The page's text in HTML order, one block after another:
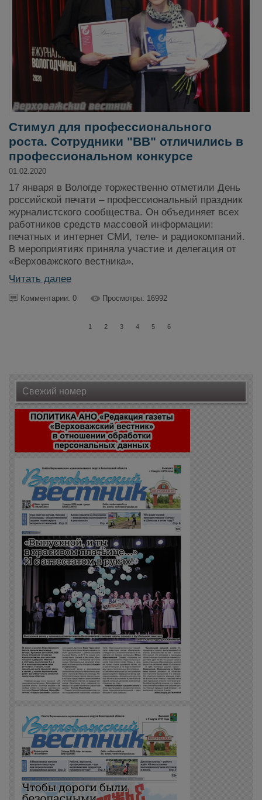
Стимул для профессионального
роста. Сотрудники "ВВ" отличились в
профессиональном конкурсе
01.02.2020
17 января в Вологде торжественно отметили День
российской печати – профессиональный праздник
журналистского сообщества. Он объединяет всех
работников средств массовой информации:
печатных и интернет СМИ, теле- и радиокомпаний.
В мероприятиях приняла участие и делегация от
«Верховажского вестника».
Читать далее
Комментарии: 0 Просмотры: 16992
1 2 3 4 5 6
Свежий номер